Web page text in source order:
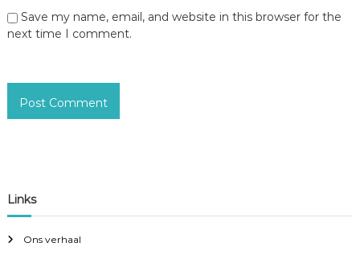
Save my name, email, and website in this browser for the
next time I comment.
Links
Ons verhaal